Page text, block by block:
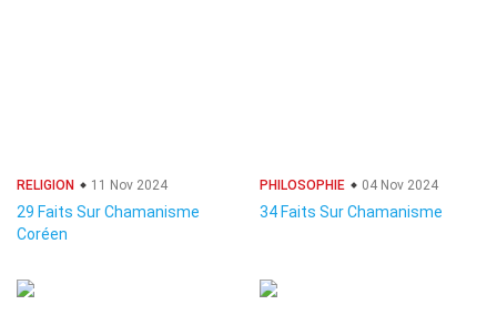
RELIGION 11 Nov 2024
29 Faits Sur Chamanisme
Coréen
PHILOSOPHIE 04 Nov 2024
34 Faits Sur Chamanisme